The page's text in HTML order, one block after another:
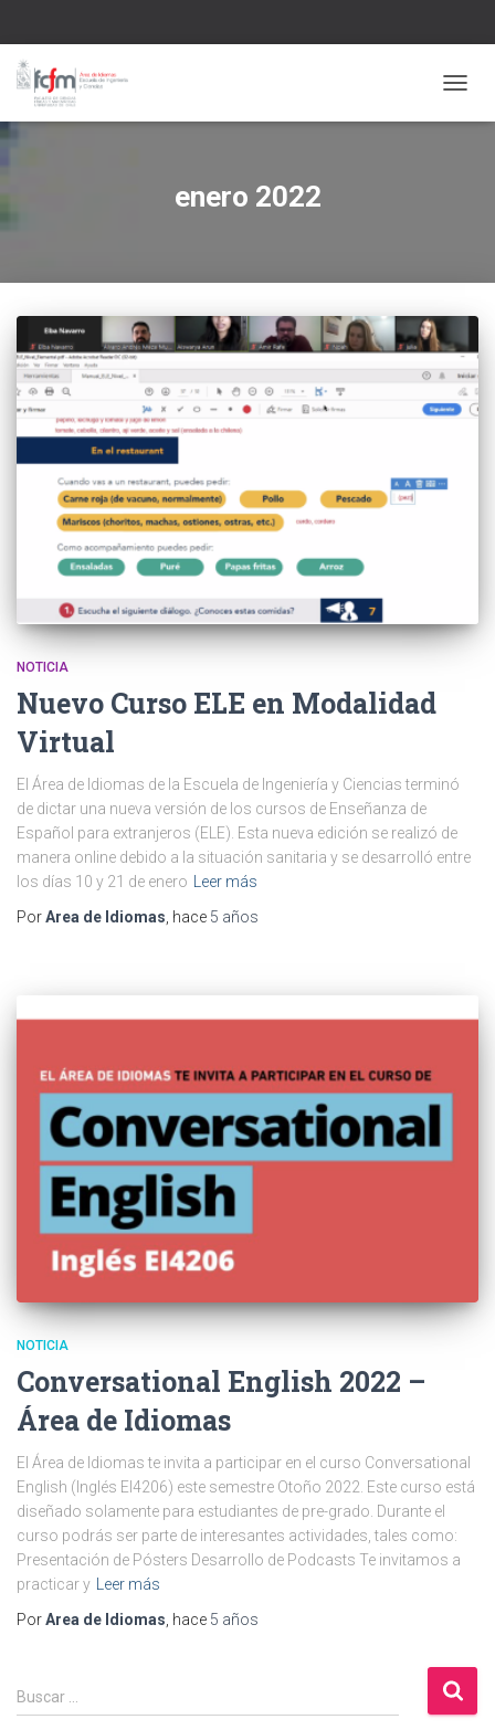
enero 2022
NOTICIA
Nuevo Curso ELE en Modalidad
Virtual
El Área de Idiomas de la Escuela de Ingeniería y Ciencias terminó
de dictar una nueva versión de los cursos de Enseñanza de
Español para extranjeros (ELE). Esta nueva edición se realizó de
manera online debido a la situación sanitaria y se desarrolló entre
los días 10 y 21 de enero
Leer más
PorArea de Idiomas , hace 5 años
NOTICIA
Conversational English 2022 –
Área de Idiomas
El Área de Idiomas te invita a participar en el curso Conversational
English (Inglés EI4206) este semestre Otoño 2022. Este curso está
diseñado solamente para estudiantes de pre-grado. Durante el
curso podrás ser parte de interesantes actividades, tales como:
Presentación de Pósters Desarrollo de Podcasts Te invitamos a
practicar y Leer más
PorArea de Idiomas, hace 5 años
B
u
Buscar …